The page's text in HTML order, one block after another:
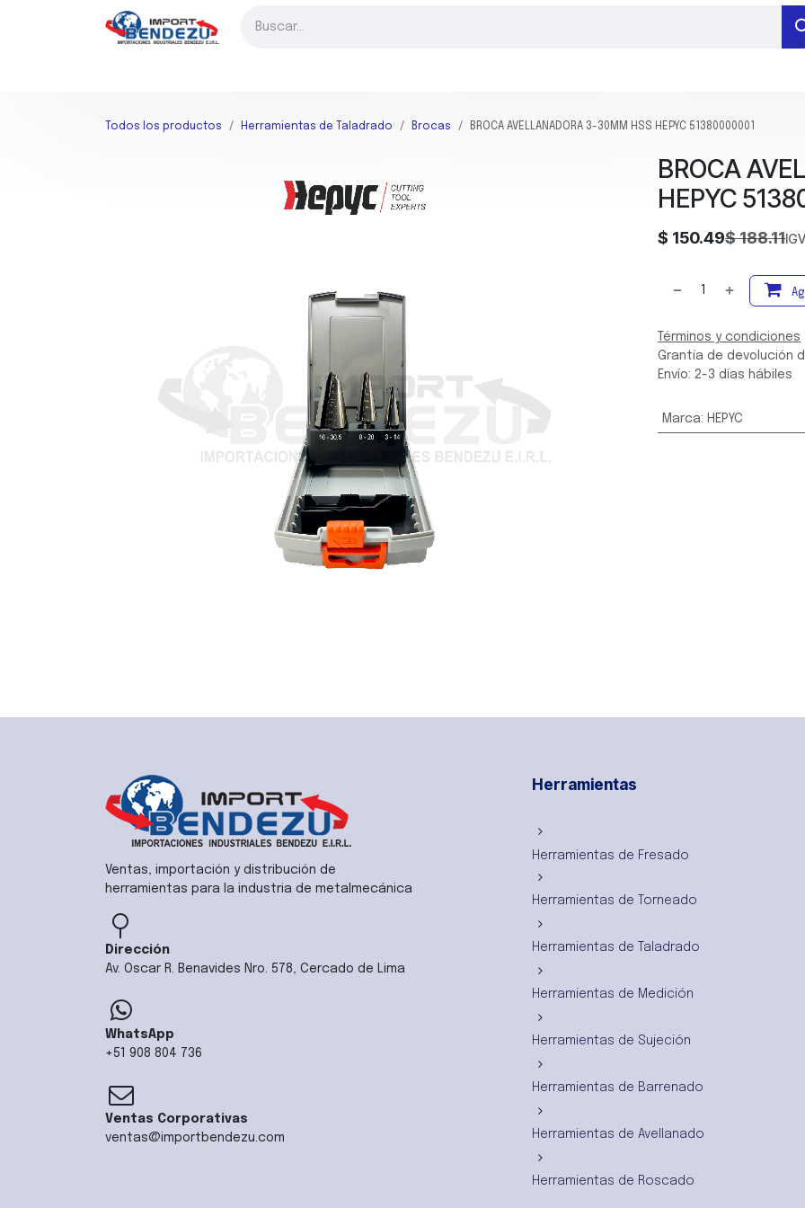
Todos los productos Herramientas de Taladrado Brocas BROCA AVELLANADORA 3-30MM HSS HEPYC 51380000001
BROCA
HEPYC
$ 150.49$188.11
Términos y condiciones
Grantía de devolución
Envío: 2-3 días hábiles
Marca: HEPYC
Ventas, importación y distribución de
herramientas para la industria de metalmecánica
Dirección
Av. Oscar R. Benavides Nro. 578, Cercado de Lima
WhatsApp
+51 908 804 736
Ventas Corporativas
ventas@importbendezu.com
Herramientas
Herramientas de Fresado
Herramientas de Torneado
Herramientas de Taladrado
Herramientas de Medición
Herramientas de Sujeción
Herramientas de Barrenado
Herramientas de Avellanado
Herramientas de Roscado